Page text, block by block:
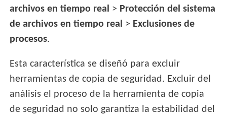
archivos en tiempo real > Protección del sistema
de archivos en tiempo real > Exclusiones de
procesos.
Esta característica se diseñó para excluir
herramientas de copia de seguridad. Excluir del
análisis el proceso de la herramienta de copia
de seguridad no solo garantiza la estabilidad del